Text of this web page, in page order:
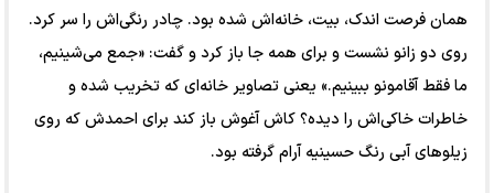
همان فرصت اندک، بیت، خانه‌اش شده بود. چادر رنگی‌اش را سر کرد.
روی دو زانو نشست و برای همه جا باز کرد و گفت: «جمع می‌شینیم،
ما فقط آقامونو ببینیم.» یعنی تصاویر خانه‌ای که تخریب شده و
خاطرات خاکی‌اش را دیده؟ کاش آغوش باز کند برای احمدش که روی
زیلو‌های آبی رنگ حسینیه آرام گرفته بود.